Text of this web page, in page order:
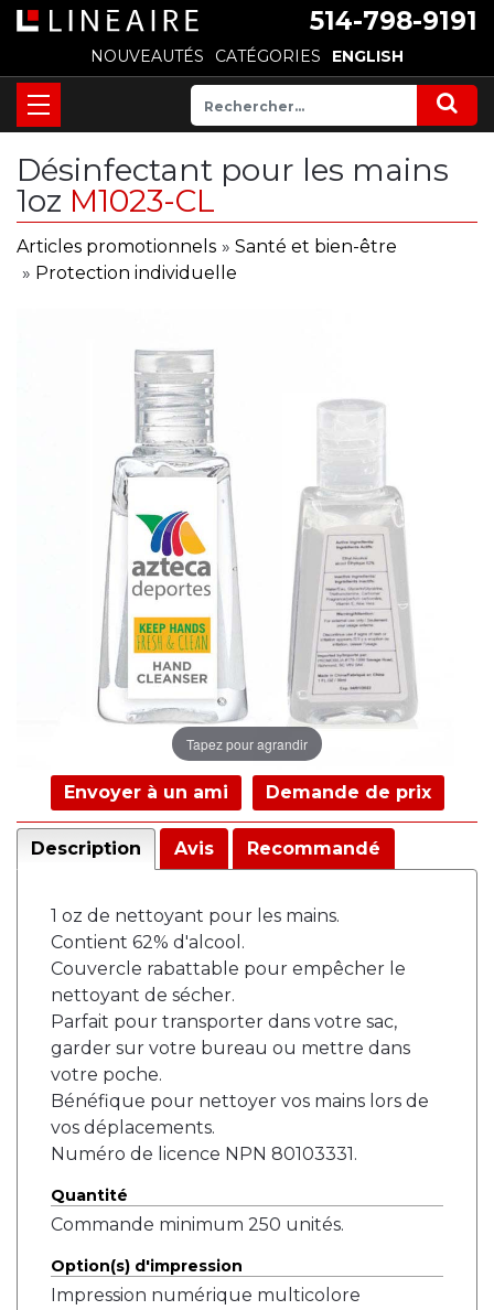
514-798-9191
NOUVEAUTÉS CATÉGORIES ENGLISH
Désinfectant pour les mains
1oz M1023-CL
Articles promotionnels » Santé et bien-être
» Protection individuelle
Tapez pour agrandir
Envoyer à un ami Demande de prix
Description Avis Recommandé
1 oz de nettoyant pour les mains.
Contient 62% d'alcool.
Couvercle rabattable pour empêcher le
nettoyant de sécher.
Parfait pour transporter dans votre sac,
garder sur votre bureau ou mettre dans
votre poche.
Bénéfique pour nettoyer vos mains lors de
vos déplacements.
Numéro de licence NPN 80103331.
Quantité
Commande minimum 250 unités.
Option(s) d'impression
Impression numérique multicolore